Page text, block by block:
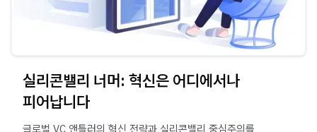
실리콘밸리 너머: 혁신은 어디에서나
피어납니다
글로벌 VC 앤틀러의 혁신 전략과 실리콘밸리 중심주의를